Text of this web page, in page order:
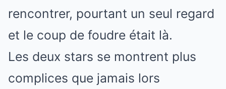
rencontrer, pourtant un seul regard
et le coup de foudre était là.
Les deux stars se montrent plus
complices que jamais lors